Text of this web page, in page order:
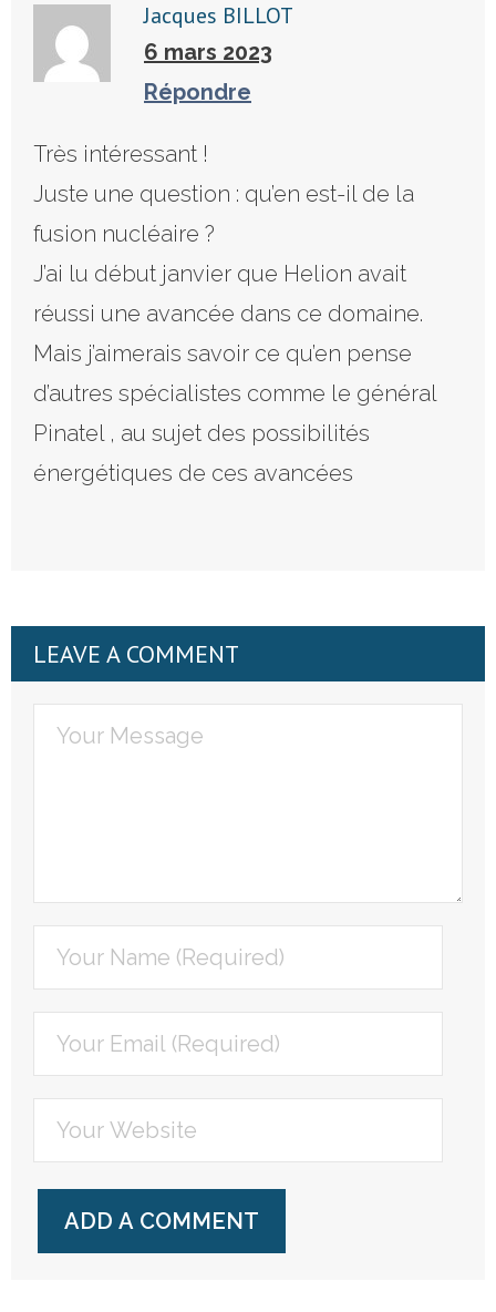
Jacques BILLOT
6 mars 2023
Répondre
Très intéressant !
Juste une question : qu’en est-il de la
fusion nucléaire ?
J’ai lu début janvier que Helion avait
réussi une avancée dans ce domaine.
Mais j’aimerais savoir ce qu’en pense
d’autres spécialistes comme le général
Pinatel , au sujet des possibilités
énergétiques de ces avancées
LEAVE A COMMENT